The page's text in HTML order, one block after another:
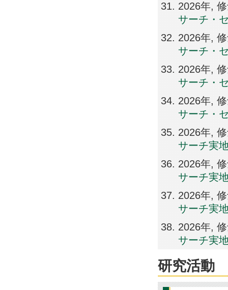
2026年,
サーチ・
2026年,
サーチ・
2026年,
サーチ・
2026年,
サーチ・
2026年,
サーチ実
2026年,
サーチ実
2026年,
サーチ実
2026年,
サーチ実
研究活動